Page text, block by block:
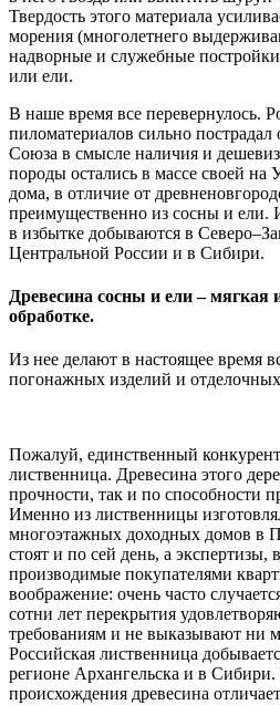
Твердость этого материала
морения (многолетнего
надворные и служебные
или ели.
В наше время все перевернулось.
пиломатериалов сильно пострадал
Союза в смысле наличия и
породы остались в массе своей
дома, в отличие от
преимущественно из сосны и ели.
в избытке добываются в
Центральной России и в Сибири.
Древесина сосны и ели – мягкая
обработке.
Из нее делают в настоящее время
погонажных изделий и
Пожалуй, единственный
лиственница. Древесина этого
прочности, так и по способности
Именно из лиственницы
многоэтажных доходных домов в
стоят и по сей день, а экспертизы,
производимые покупателями
воображение: очень часто
сотни лет перекрытия
требованиям и не выказывают ни
Российская лиственница
регионе Архангельска и в
происхождения древесина